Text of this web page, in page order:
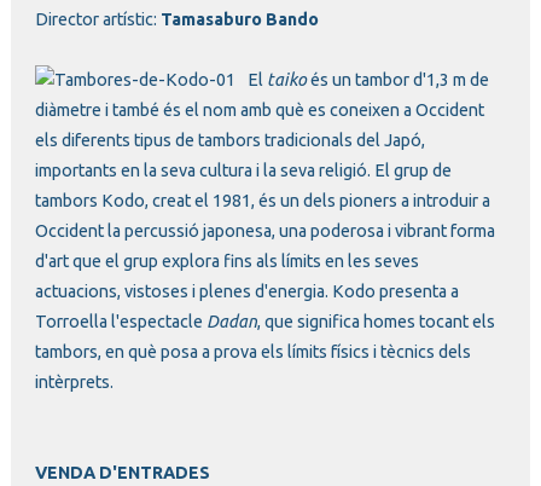
Director artístic: Tamasaburo Bando
El taikoés un tambor d'1,3 m de
diàmetre i també és el nom amb què es coneixen a Occident
els diferents tipus de tambors tradicionals del Japó,
importants en la seva cultura i la seva religió. El grup de
tambors Kodo, creat el 1981, és un dels pioners a introduir a
Occident la percussió japonesa, una poderosa i vibrant forma
d'art que el grup explora fins als límits en les seves
actuacions, vistoses i plenes d'energia. Kodo presenta a
Torroella l'espectacle Dadan, que significa homes tocant els
tambors, en què posa a prova els límits físics i tècnics dels
intèrprets.
VENDA D'ENTRADES